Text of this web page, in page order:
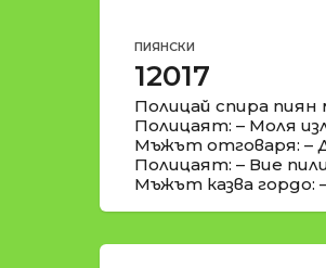
ПИЯНСКИ
12017
Полицай спира пиян
Полицаят: – Моля
Мъжът отговаря: –
Полицаят: – Вие
Мъжът казва гордо: